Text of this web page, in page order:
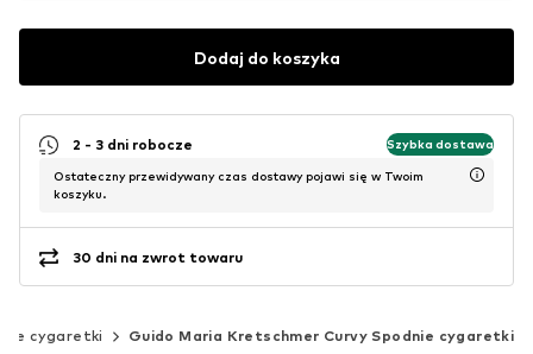
Dodaj do koszyka
2 - 3 dni robocze Szybka dostawa
Ostateczny przewidywany czas dostawy pojawi się w Twoim
koszyku.
30 dni na zwrot towaru
cygaretki Guido Maria Kretschmer Curvy Spodnie cygaretki